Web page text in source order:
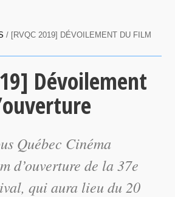
/ [RVQC 2019] DÉVOILEMENT DU FILM
Dévoilement
Québec Cinéma
d’ouverture de la 37e
qui aura lieu du 20